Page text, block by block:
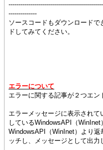
--------------
ソースコードもダウンロード
ドしてみてください。
エラーについて
エラーに関する記事が２つエン
エラーメッセージに表示されて
しているWindowsAPI（WinInet
WindowsAPI（WinInet）より
ッチし、メッセージとして出力